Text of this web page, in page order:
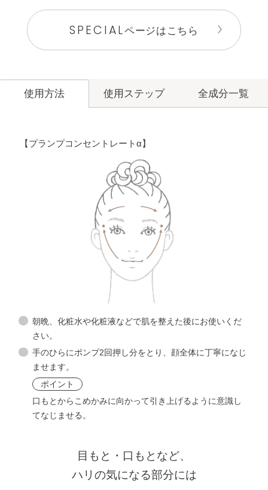
SPECIALページはこちら
使用方法
【プランプコンセントレートα】
朝晩、化粧水や化粧液などで肌を整えた後にお使いくだ
さい。
手のひらにポンプ2回押し分をとり、顔全体に丁寧になじ
ませます。
ポイント
口もとからこめかみに向かって引き上げるように意識し
てなじませる。
目もと・口もとなど、
ハリの気になる部分には
使用ステップ
化粧水
レー
トマスク
角層ケア
ト
マスク
全成分一覧